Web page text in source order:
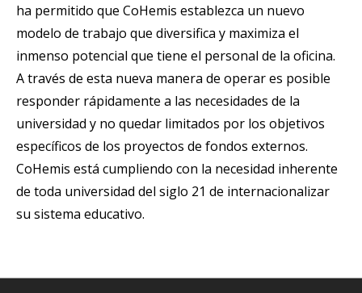
ha permitido que CoHemis establezca un nuevo
modelo de trabajo que diversifica y maximiza el
inmenso potencial que tiene el personal de la oficina.
A través de esta nueva manera de operar es posible
responder rápidamente a las necesidades de la
universidad y no quedar limitados por los objetivos
específicos de los proyectos de fondos externos.
CoHemis está cumpliendo con la necesidad inherente
de toda universidad del siglo 21 de internacionalizar
su sistema educativo.